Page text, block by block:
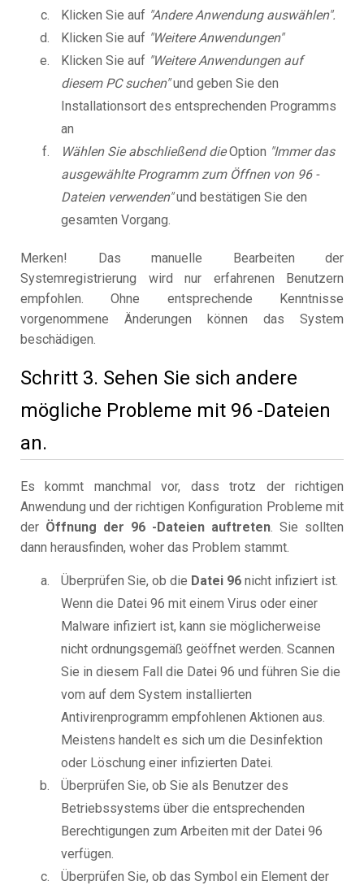
Klicken Sie auf "Andere Anwendung auswählen".
Klicken Sie auf "Weitere Anwendungen"
Klicken Sie auf "Weitere Anwendungen auf
diesem PC suchen"und geben Sie den
Installationsort des entsprechenden Programms
an
Wählen Sie abschließend dieOption "Immer das
ausgewählte Programm zum Öffnen von 96 -
Dateien verwenden"und bestätigen Sie den
gesamten Vorgang.
Merken! Das manuelle Bearbeiten der
Systemregistrierung wird nur erfahrenen Benutzern
empfohlen. Ohne entsprechende Kenntnisse
vorgenommene Änderungen können das System
beschädigen.
Schritt 3. Sehen Sie sich andere
mögliche Probleme mit 96 -Dateien
an.
Es kommt manchmal vor, dass trotz der richtigen
Anwendung und der richtigen Konfiguration Probleme mit
der Öffnung der 96 -Dateien auftreten. Sie sollten
dann herausfinden, woher das Problem stammt.
Überprüfen Sie, ob die Datei 96 nicht infiziert ist.
Wenn die Datei 96 mit einem Virus oder einer
Malware infiziert ist, kann sie möglicherweise
nicht ordnungsgemäß geöffnet werden. Scannen
Sie in diesem Fall die Datei 96 und führen Sie die
vom auf dem System installierten
Antivirenprogramm empfohlenen Aktionen aus.
Meistens handelt es sich um die Desinfektion
oder Löschung einer infizierten Datei.
Überprüfen Sie, ob Sie als Benutzer des
Betriebssystems über die entsprechenden
Berechtigungen zum Arbeiten mit der Datei 96
verfügen.
Überprüfen Sie, ob das Symbol ein Element der